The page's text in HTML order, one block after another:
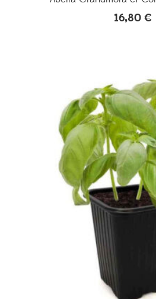
16,80 €